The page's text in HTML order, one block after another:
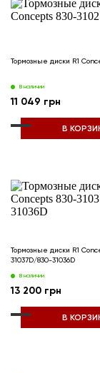
Тормозные диски R1
В наличии
11 049 грн
В
Тормозные диски R1
31037D/830-31036D
В наличии
13 200 грн
В